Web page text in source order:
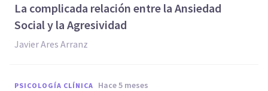
La complicada relación entre la Ansiedad
Social y la Agresividad
Javier Ares Arranz
PSICOLOGÍA CLÍNICA hace 5 meses